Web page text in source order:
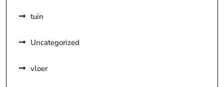
tuin
Uncategorized
vloer